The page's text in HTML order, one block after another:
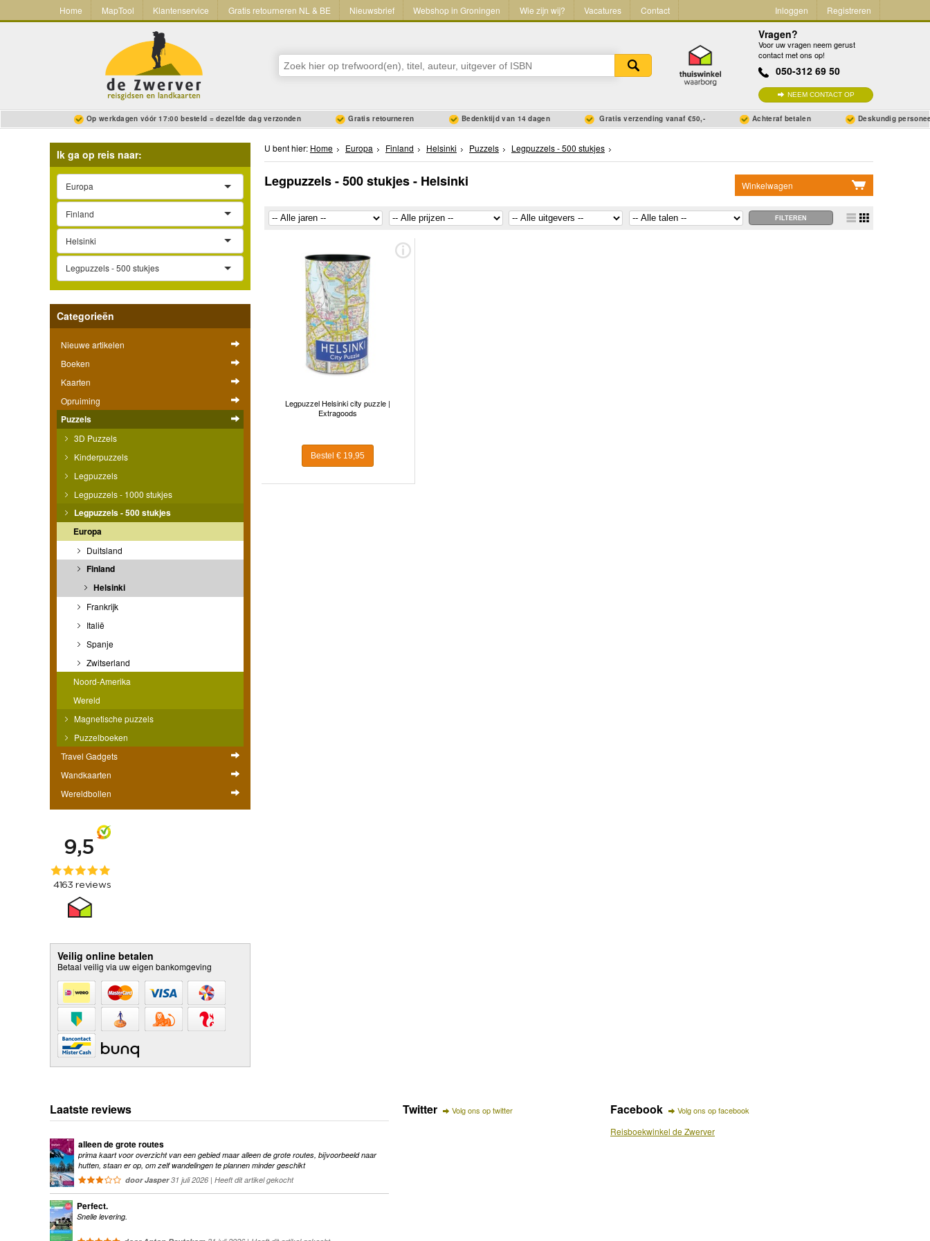
Home MapTool Klantenservice Gratis retourneren NL & BE Nieuwsbrief Webshop in Groningen Wie zijn wij? Vacatures Contact Inloggen Registreren
Vragen?
Voor uw vragen neem gerust
contact met ons op!
050-312 69 50
NEEM CONTACT OP
Op werkdagen vóór 17:00 besteld = dezelfde dag verzonden Gratis retourneren Bedenktijd van 14 dagen Gratis verzending vanaf €50,- Achteraf betalen Deskundig
Ik ga op reis naar:
Europa
Finland
Helsinki
Legpuzzels - 500 stukjes
Categorieën
Nieuwe artikelen
Boeken
Kaarten
Opruiming
Puzzels
3D Puzzels
Kinderpuzzels
Legpuzzels
Legpuzzels - 1000 stukjes
Legpuzzels - 500 stukjes
Europa
Duitsland
Finland
Helsinki
Frankrijk
Italië
Spanje
Zwitserland
Noord-Amerika
Wereld
Magnetische puzzels
Puzzelboeken
Travel Gadgets
Wandkaarten
Wereldbollen
Veilig online betalen
Betaal veilig via uw eigen bankomgeving
U bent hier: Home Europa Finland Helsinki Puzzels Legpuzzels - 500 stukjes
Winkelwagen
Ga naar winkelwagen
Legpuzzels - 500 stukjes - Helsinki
Legpuzzel Helsinki city puzzle |
Extragoods
Bestel € 19,95
Laatste reviews
alleen de grote routes
prima kaart voor overzicht van een gebied maar alleen de grote routes, bijvoorbeeld naar
hutten, staan er op, om zelf wandelingen te plannen minder geschikt
door Jasper31 juli 2026 | Heeft dit artikel gekocht
Perfect.
Snelle levering.
Twitter Volg ons op twitter Facebook Volg ons op facebook
Reisboekwinkel de Zwerver